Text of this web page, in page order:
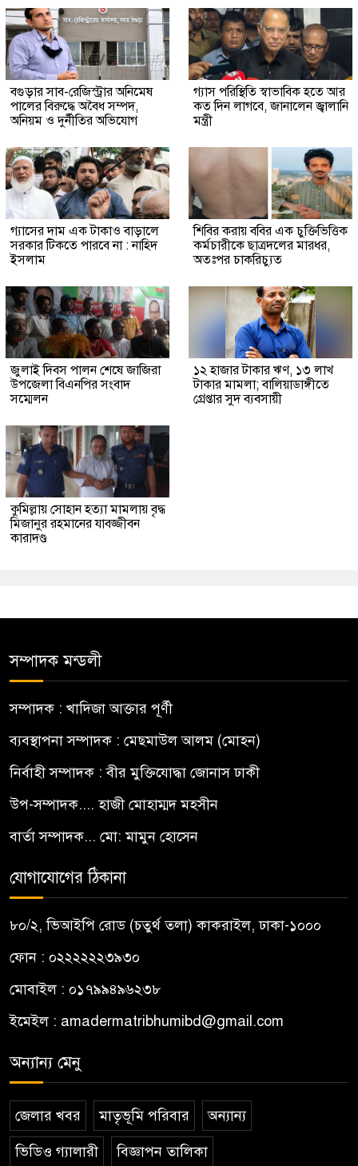
বগুড়ার সাব-রেজিস্ট্রার অনিমেষ
পালের বিরুদ্ধে অবৈধ সম্পদ,
অনিয়ম ও দুর্নীতির অভিযোগ
গ্যাস পরিস্থিতি স্বাভাবিক হতে আর
কত দিন লাগবে, জানালেন জ্বালানি
মন্ত্রী
গ্যাসের দাম এক টাকাও বাড়ালে
সরকার টিকতে পারবে না : নাহিদ
ইসলাম
শিবির করায় ববির এক চুক্তিভিত্তিক
কর্মচারীকে ছাত্রদলের মারধর,
অতঃপর চাকরিচ্যুত
জুলাই দিবস পালন শেষে জাজিরা
উপজেলা বিএনপির সংবাদ
সম্মেলন
১২ হাজার টাকার ঋণ, ১৩ লাখ
টাকার মামলা; বালিয়াডাঙ্গীতে
গ্রেপ্তার সুদ ব্যবসায়ী
কুমিল্লায় সোহান হত্যা মামলায় বৃদ্ধ
মিজানুর রহমানের যাবজ্জীবন
কারাদণ্ড
সম্পাদক মন্ডলী
সম্পাদক : খাদিজা আক্তার পূর্ণী
ব্যবস্থাপনা সম্পাদক : মেছমাউল আলম (মোহন)
নির্বাহী সম্পাদক : বীর মুক্তিযোদ্ধা জোনাস ঢাকী
উপ-সম্পাদক.... হাজী মোহাম্মদ মহসীন
বার্তা সম্পাদক... মো: মামুন হোসেন
যোগাযোগের ঠিকানা
৮০/২, ভিআইপি রোড (চতুর্থ তলা) কাকরাইল, ঢাকা-১০০০
ফোন : ০২২২২২২৩৯৩০
মোবাইল : ০১৭৯৯৪৯৬২৩৮
ইমেইল : amadermatribhumibd@gmail.com
অন্যান্য মেনু
জেলার খবর মাতৃভূমি পরিবার অন্যান্য
ভিডিও গ্যালারী বিজ্ঞাপন তালিকা